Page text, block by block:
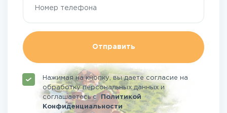
Отправить
Нажимая на кнопку, вы даете согласие на
обработку персональных данных и
соглашаетесьсПолитикой
Конфиденциальности